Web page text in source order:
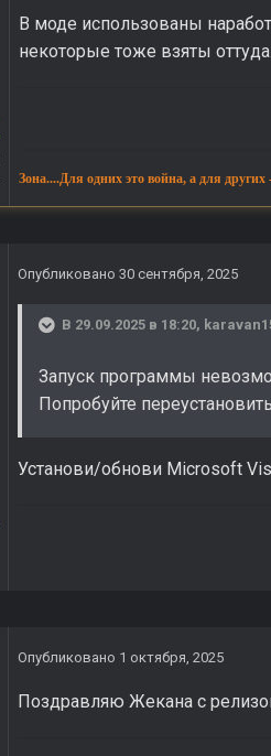
В моде использованы
некоторые тоже взяты
Зона....Для одних это война, а для
Опубликовано 30 сентября, 2025
В 29.09.2025 в 18:20,
Запуск программы
Попробуйте
Установи/обнови Microsoft
Опубликовано 1 октября, 2025
Поздравляю Жекана с